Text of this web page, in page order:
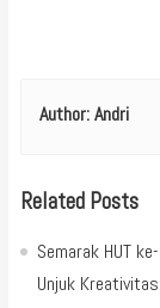
Author:Andri
Related Posts
Semarak HUT
Unjuk